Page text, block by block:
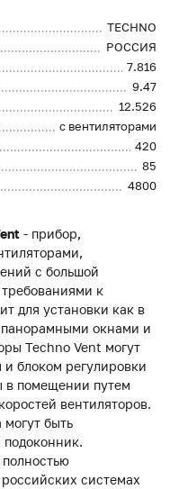
TECHNO
РОССИЯ
7.816
9.47
12.526
с вентиляторами
420
85
4800
- прибор,
с большой
к
для установки как в
окнами и
Techno Vent могут
блоком регулировки
в помещении путем
вентиляторов.
быть
подоконник.
системах